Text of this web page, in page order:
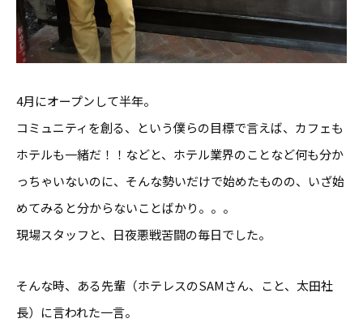
4月にオープンして半年。
コミュニティを創る、という僕らの目標で言えば、カフェも
ホテルも一緒だ！！などと、ホテル業界のことなど何も分か
っちゃいないのに、そんな勢いだけで始めたものの、いざ始
めてみると分からないことばかり。。。
現場スタッフと、日夜悪戦苦闘の毎日でした。
そんな時、ある先輩（ホテレスのSAMさん、こと、太田社
長）に言われた一言。